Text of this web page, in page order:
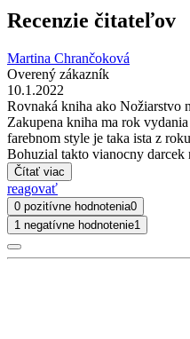
Recenzie čitateľov
Martina Chrančoková
Overený zákazník
10.1.2022
Rovnaká kniha ako Nožiarstvo
Zakupena kniha ma rok
farebnom style je taka ista z
Bohuzial takto vianocny darcek
Čítať viac
reagovať
0 pozitívne hodnotenia0
1 negatívne hodnotenie1